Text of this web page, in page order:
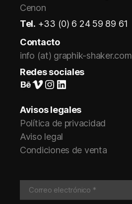
Cenon
Tel. +33 (0) 6 24 59 89 61
Contacto
info (at) graphik-shaker.com
Redes sociales
Suivez-nous sur Behance
Vimeo
Instagram
LinkedIn
Avisos legales
Política de privacidad
Aviso legal
Condiciones de venta